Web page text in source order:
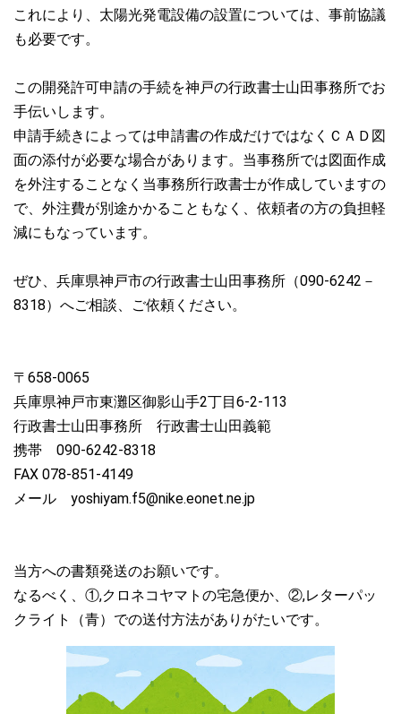
これにより、太陽光発電設備の設置については、事前協議
も必要です。
この開発許可申請の手続を神戸の行政書士山田事務所でお
手伝いします。
申請手続きによっては申請書の作成だけではなくＣＡＤ図
面の添付が必要な場合があります。当事務所では図面作成
を外注することなく当事務所行政書士が作成していますの
で、外注費が別途かかることもなく、依頼者の方の負担軽
減にもなっています。
ぜひ、兵庫県神戸市の行政書士山田事務所（090-6242－
8318）へご相談、ご依頼ください。
〒658-0065
兵庫県神戸市東灘区御影山手2丁目6-2‐113
行政書士山田事務所 行政書士山田義範
携帯 090-6242-8318
FAX 078-851-4149
メール yoshiyam.f5@nike.eonet.ne.jp
当方への書類発送のお願いです。
なるべく、①,クロネコヤマトの宅急便か、②,レターパッ
クライト（青）での送付方法がありがたいです。